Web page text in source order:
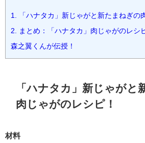
1. 「ハナタカ」新じゃがと新たまねぎの
2. まとめ：「ハナタカ」肉じゃがのレシ
森之翼くんが伝授！
「ハナタカ」新じゃがと
肉じゃがのレシピ！
材料